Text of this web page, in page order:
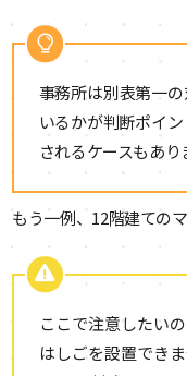
事務所は別表第一
いるかが判断ポイ
されるケースもあり
もう一例、12階建ての
ここで注意したい
はしごを設置でき